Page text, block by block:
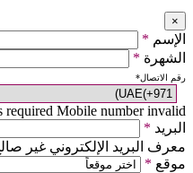
×
الإسم *
الشهرة *
رقم الاتصال*
required Mobile number invalid
البريد *
معرف البريد الإلكتروني غير
موقع *